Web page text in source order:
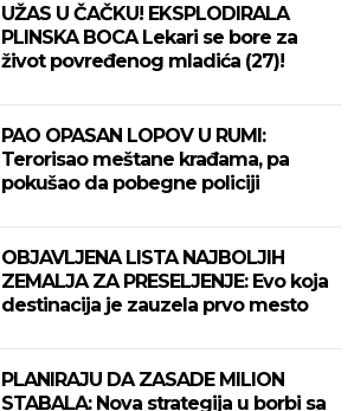
UŽAS U ČAČKU! EKSPLODIRALA
PLINSKA BOCA Lekari se bore za
život povređenog mladića (27)!
PAO OPASAN LOPOV U RUMI:
Terorisao meštane krađama, pa
pokušao da pobegne policiji
OBJAVLJENA LISTA NAJBOLJIH
ZEMALJA ZA PRESELJENJE: Evo koja
destinacija je zauzela prvo mesto
PLANIRAJU DA ZASADE MILION
STABALA: Nova strategija u borbi sa